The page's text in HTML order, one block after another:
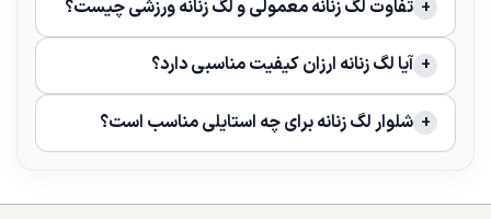
تفاوت لگ زنانه معمولی و لگ زنانه ورزشی چیست؟
آیا لگ زنانه ارزان کیفیت مناسبی دارد؟
شلوار لگ زنانه برای چه استایلی مناسب است؟